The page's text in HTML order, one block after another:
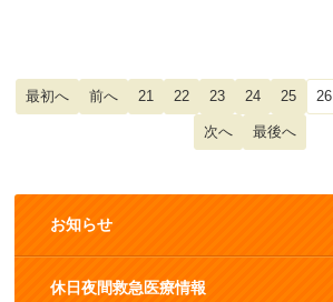
21 22 23 24 25 26
お知らせ
休日夜間救急医療情報